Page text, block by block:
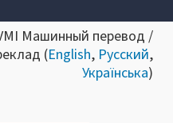
Машинный перевод /
(English, Русский,
Українська)